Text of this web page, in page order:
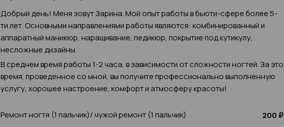
Добрый день! Меня зовут Зарина. Мой опыт работы в бьюти-сфере более 5-
ти лет. Основными направлениями работы являются: комбинированный и
аппаратный маникюр, наращивание, педикюр, покрытие под кутикулу,
несложные дизайны.
В среднем время работы 1-2 часа, в зависимости от сложности ногтей. За это
время, проведенное со мной, вы получите профессионально выполненную
услугу, хорошее настроение, комфорт и атмосферу красоты!
Ремонт ногтя (1 пальчик)/ чужой ремонт (1 пальчик)
200 ₽